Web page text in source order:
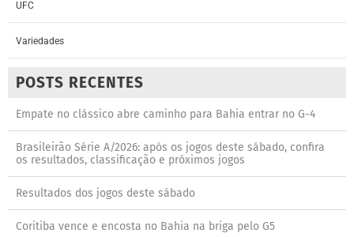
UFC
Variedades
POSTS RECENTES
Empate no clássico abre caminho para Bahia entrar no G-4
Brasileirão Série A/2026: após os jogos deste sábado, confira
os resultados, classificação e próximos jogos
Resultados dos jogos deste sábado
Coritiba vence e encosta no Bahia na briga pelo G5